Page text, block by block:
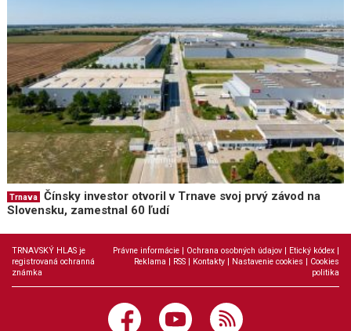
Trnava
Čínsky investor otvoril v Trnave svoj prvý závod na
Slovensku, zamestnal 60 ľudí
TRNAVSKÝ HLAS je
registrovaná ochranná
známka
Právne informácie Ochrana osobných údajov Etický kódex
Reklama
RSS Kontakty Nastavenie cookies
Cookies
politika